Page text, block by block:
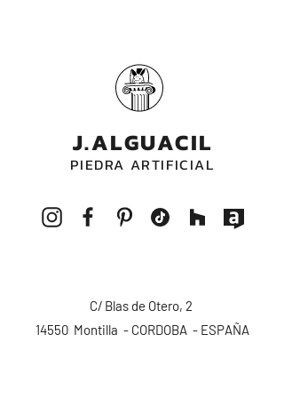
J.ALGUACIL
PIEDRA ARTIFICIAL
C/ Blas de Otero, 2
14550 Montilla - CORDOBA - ESPAÑA